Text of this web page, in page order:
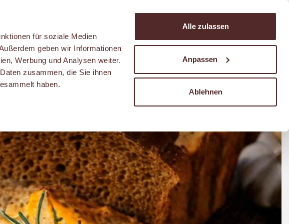
für soziale Medien
geben wir Informationen
Werbung und Analysen weiter.
zusammen, die Sie ihnen
haben.
Alle zulassen
Anpassen
Ablehnen